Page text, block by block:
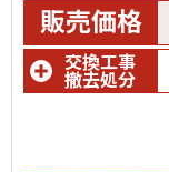
販売価格
交換工事
撤去処分